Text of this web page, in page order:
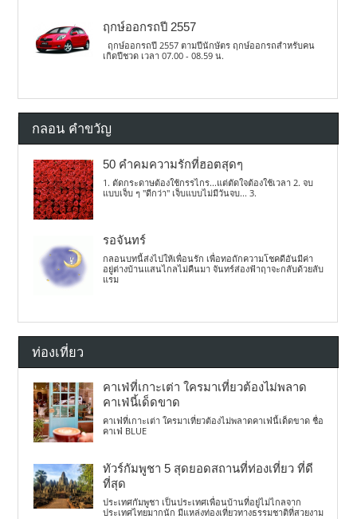
ฤกษ์ออกรถปี 2557
ฤกษ์ออกรถปี 2557 ตามปีนักษัตร ฤกษ์ออกรถสำหรับคน
เกิดปีชวด เวลา 07.00 - 08.59 น.
กลอน คำขวัญ
50 คำคมความรักที่ฮอตสุดๆ
1. ตัดกระดาษต้องใช้กรรไกร...แต่ตัดใจต้องใช้เวลา 2. จบ
แบบเจ็บ ๆ "ดีกว่า" เจ็บแบบไม่มีวันจบ... 3.
รอจันทร์
กลอนบทนี้ส่งไปให้เพื่อนรัก เพื่อทอถักความโชคดีอันมีค่า
อยู่ต่างบ้านแสนไกลไม่คืนมา จันทร์ส่องฟ้าฤาจะกลับด้วยลับ
แรม
ท่องเที่ยว
คาเฟ่ที่เกาะเต่า ใครมาเที่ยวต้องไม่พลาด
คาเฟ่นี้เด็ดขาด
คาเฟ่ที่เกาะเต่า ใครมาเที่ยวต้องไม่พลาดคาเฟ่นี้เด็ดขาด ชื่อ
คาเฟ่ BLUE
ทัวร์กัมพูชา 5 สุดยอดสถานที่ท่องเที่ยว ที่ดี
ที่สุด
ประเทศกัมพูชา เป็นประเทศเพื่อนบ้านที่อยู่ไม่ไกลจาก
ประเทศไทยมากนัก มีแหล่งท่องเที่ยวทางธรรมชาติที่สวยงาม